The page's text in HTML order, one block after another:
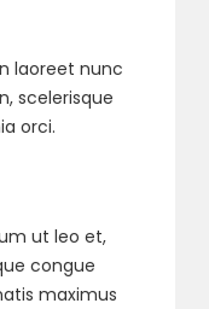
laoreet nunc
scelerisque
orci.
ut leo et,
congue
maximus